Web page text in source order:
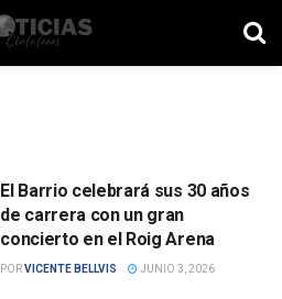
El Barrio celebrará sus 30 años
de carrera con un gran
concierto en el Roig Arena
PORVICENTE BELLVIS JUNIO 3, 2026